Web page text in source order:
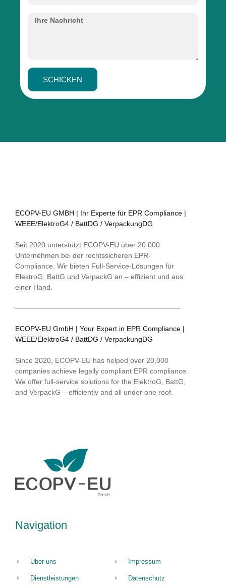
SCHICKEN
ECOPV-EU GMBH | Ihr Experte für EPR Compliance |
WEEE/ElektroG4 / BattDG / VerpackungDG
Seit 2020 unterstützt ECOPV-EU über 20.000
Unternehmen bei der rechtssicheren EPR-
Compliance. Wir bieten Full-Service-Lösungen für
ElektroG, BattG und VerpackG an – effizient und aus
einer Hand.
ECOPV-EU GmbH | Your Expert in EPR Compliance |
WEEE/ElektroG4 / BattDG / VerpackungDG
Since 2020, ECOPV-EU has helped over 20,000
companies achieve legally compliant EPR compliance.
We offer full-service solutions for the ElektroG, BattG,
and VerpackG – efficiently and all under one roof.
Navigation
Über uns
Dienstleistungen
Impressum
Datenschutz